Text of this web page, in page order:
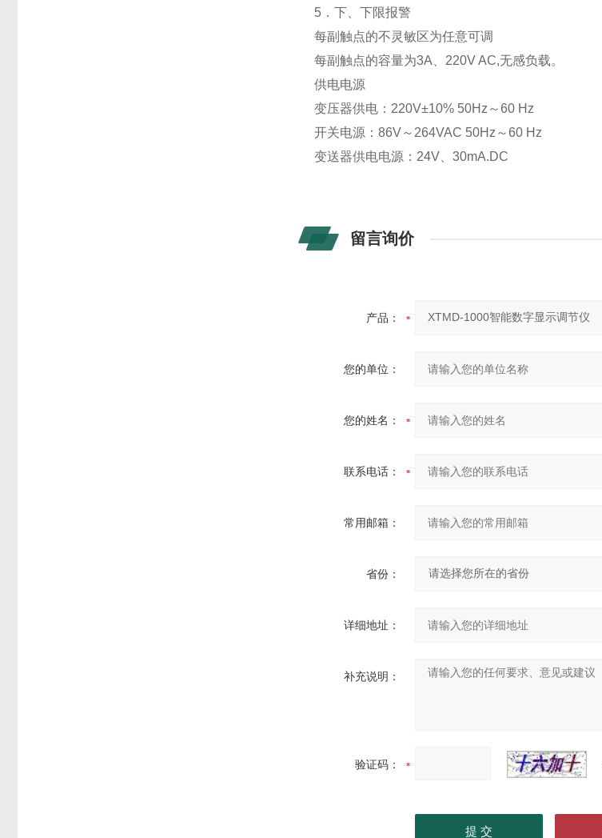
5．下、下限报警
每副触点的不灵敏区为任意可调
每副触点的容量为3A、220V AC,无感负载。
供电电源
变压器供电：220V±10% 50Hz～60 Hz
开关电源：86V～264VAC 50Hz～60 Hz
变送器供电电源：24V、30mA.DC
留言询价
产品：
您的单位：
您的姓名：
联系电话：
常用邮箱：
省份：
详细地址：
补充说明：
验证码：